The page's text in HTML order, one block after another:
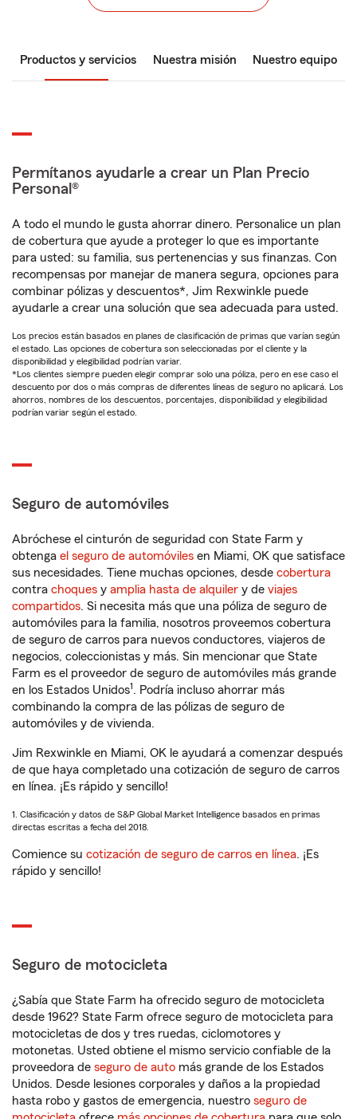
Productos y servicios Nuestra misión Nuestro equipo
Permítanos ayudarle a crear un Plan Precio
Personal®
A todo el mundo le gusta ahorrar dinero. Personalice un plan
de cobertura que ayude a proteger lo que es importante
para usted: su familia, sus pertenencias y sus finanzas. Con
recompensas por manejar de manera segura, opciones para
combinar pólizas y descuentos*, Jim Rexwinkle puede
ayudarle a crear una solución que sea adecuada para usted.
Los precios están basados en planes de clasificación de primas que varían según
el estado. Las opciones de cobertura son seleccionadas por el cliente y la
disponibilidad y elegibilidad podrían variar.
*Los clientes siempre pueden elegir comprar solo una póliza, pero en ese caso el
descuento por dos o más compras de diferentes líneas de seguro no aplicará. Los
ahorros, nombres de los descuentos, porcentajes, disponibilidad y elegibilidad
podrían variar según el estado.
Seguro de automóviles
Abróchese el cinturón de seguridad con State Farm y
obtenga el seguro de automóviles en Miami, OK que satisface
sus necesidades. Tiene muchas opciones, desde cobertura
contra choques y amplia hasta de alquiler y de viajes
compartidos. Si necesita más que una póliza de seguro de
automóviles para la familia, nosotros proveemos cobertura
de seguro de carros para nuevos conductores, viajeros de
negocios, coleccionistas y más. Sin mencionar que State
Farm es el proveedor de seguro de automóviles más grande
en los Estados Unidos1. Podría incluso ahorrar más
combinando la compra de las pólizas de seguro de
automóviles y de vivienda.
Jim Rexwinkle en Miami, OK le ayudará a comenzar después
de que haya completado una cotización de seguro de carros
en línea. ¡Es rápido y sencillo!
1. Clasificación y datos de S&P Global Market Intelligence basados en primas
directas escritas a fecha del 2018.
Comience su cotización de seguro de carros en línea. ¡Es
rápido y sencillo!
Seguro de motocicleta
¿Sabía que State Farm ha ofrecido seguro de motocicleta
desde 1962? State Farm ofrece seguro de motocicleta para
motocicletas de dos y tres ruedas, ciclomotores y
motonetas. Usted obtiene el mismo servicio confiable de la
proveedora de seguro de auto más grande de los Estados
Unidos. Desde lesiones corporales y daños a la propiedad
hasta robo y gastos de emergencia, nuestro seguro de